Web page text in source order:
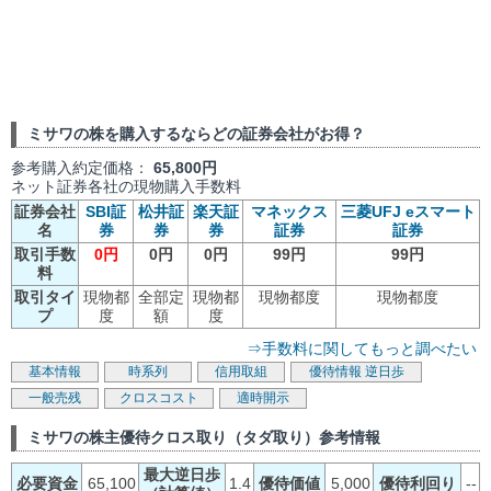
ミサワの株を購入するならどの証券会社がお得？
参考購入約定価格： 65,800円
ネット証券各社の現物購入手数料
証券会社
名
SBI証
券
松井証
券
楽天証
券
マネックス
証券
三菱UFJ eスマート
証券
取引手数
料
0円 0円 0円 99円 99円
取引タイ
プ
現物都
度
全部定
額
現物都
度
現物都度 現物都度
⇒手数料に関してもっと調べたい
基本情報 時系列 信用取組 優待情報 逆日歩
一般売残
クロスコスト 適時開示
ミサワの株主優待クロス取り（タダ取り）参考情報
必要資金 65,100 最大逆日歩 1.4 優待価値 5,000 優待利回り --